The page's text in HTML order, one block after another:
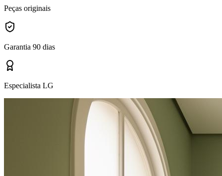
Peças originais
Garantia 90 dias
Especialista LG